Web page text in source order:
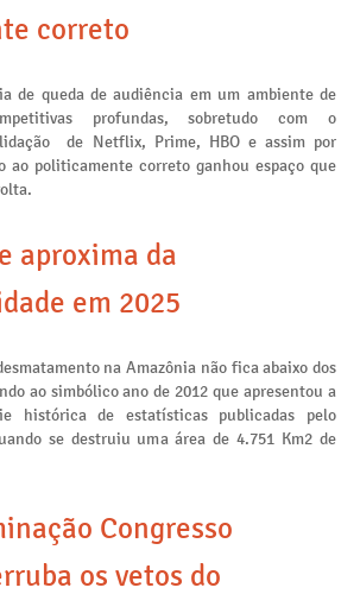
correto
de queda de audiência em um ambiente de
profundas, sobretudo com o
de Netflix, Prime, HBO e assim por
ao politicamente correto ganhou espaço que
aproxima da
em 2025
na Amazônia não fica abaixo dos
ao simbólico ano de 2012 que apresentou a
histórica de estatísticas publicadas pelo
se destruiu uma área de 4.751 Km2 de
Congresso
os vetos do